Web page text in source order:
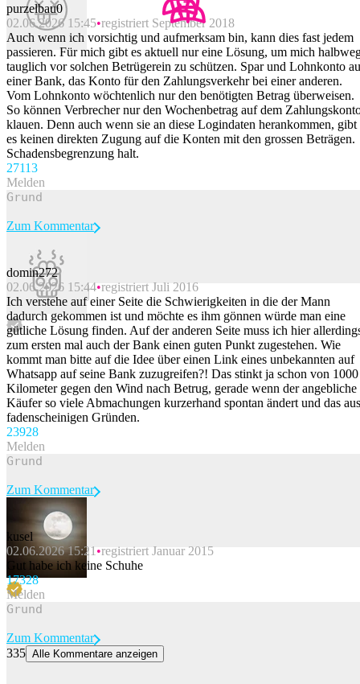
purzelbau0
02.06.2026 15:45 registriert September 2018
Auch wenn ich vorsichtig und aufmerksam bin, kann dies fast jedem
passieren. Für mich gibt es aktuell nur eine Lösung, um mich
tauglich vor solchen Betrügerein zu schützen. Spar und Lohnkonto
einer Bank, das Konto für den Zahlungsverkehr bei einer anderen.
Vom Lohnkonto wöchtenlich nur den benötigten Betrag überweisen.
So können Verbrecher nur den Wochenbetrag auf dem
klauen. Denn auch wenn sie an diese Logindaten herankommen, gibt
es keinen direkten Zugung auf die Konten mit den grossen Beträgen.
Schadensbegrenzung halt.
27113
Melden
Beitrag melden
Zum Kommentar
domin272
02.06.2026 15:44 registriert Juli 2016
Ich verstehe auf einer Seite die Schwierigkeiten in die der Mann
dadurch gekommen ist und möchte es ihm gönnen würde man eine
gütliche Lösung finden. Auf der anderen Seite muss ich hier
zum ersten mal auch der Bank einen guten Punkt zugestehen. Wie
kommt man bitte auf die Idee über einen Link eines unbekannten auf
Whatsapp auf seine Bank zuzugreifen?! Das stinkt ja schon von 1000
Kilometer gegen den Wind nach Betrug, gerade wenn der angebliche
Käufer so viele Abmachungen kurzerhand spontan ändert und das aus
fadenscheinigen Gründen.
23928
Melden
Beitrag melden
Zum Kommentar
kusel
02.06.2026 15:21 registriert Januar 2015
Gut habe ich keine Schuhe
17328
Melden
Zum Kommentar
335 Alle Kommentare anzeigen